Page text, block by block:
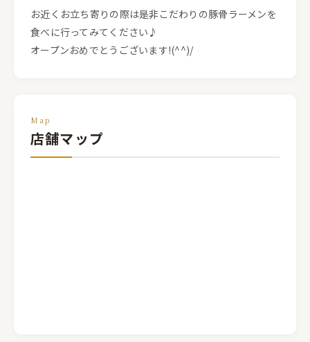
お近くお立ち寄りの際は是非こだわりの豚骨ラーメンを
食べに行ってみてください♪
オープンおめでとうございます!(^^)/
Map
店舗マップ